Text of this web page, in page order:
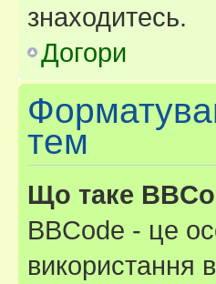
знаходитесь.
Догори
тем
Що таке
BBCode - це
використання